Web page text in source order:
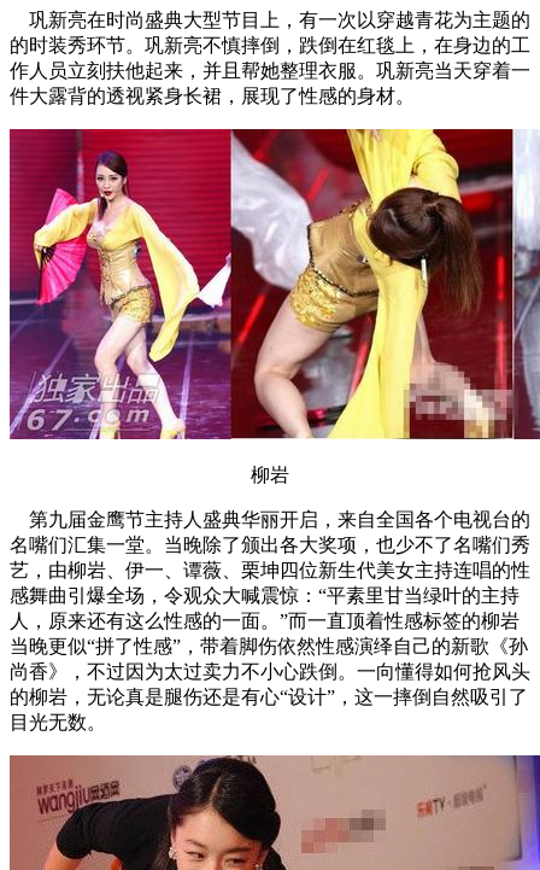
巩新亮在时尚盛典大型节目上，有一次以穿越青花为主题的
的时装秀环节。巩新亮不慎摔倒，跌倒在红毯上，在身边的工
作人员立刻扶他起来，并且帮她整理衣服。巩新亮当天穿着一
件大露背的透视紧身长裙，展现了性感的身材。
柳岩
第九届金鹰节主持人盛典华丽开启，来自全国各个电视台的
名嘴们汇集一堂。当晚除了颁出各大奖项，也少不了名嘴们秀
艺，由柳岩、伊一、谭薇、栗坤四位新生代美女主持连唱的性
感舞曲引爆全场，令观众大喊震惊：“平素里甘当绿叶的主持
人，原来还有这么性感的一面。”而一直顶着性感标签的柳岩
当晚更似“拼了性感”，带着脚伤依然性感演绎自己的新歌《孙
尚香》，不过因为太过卖力不小心跌倒。一向懂得如何抢风头
的柳岩，无论真是腿伤还是有心“设计”，这一摔倒自然吸引了
目光无数。